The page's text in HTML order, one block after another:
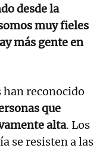
desde la
muy fieles
más gente en
han reconocido
que
alta. Los
se resisten a las